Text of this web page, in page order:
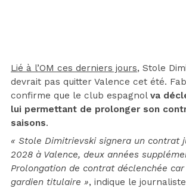
Lié à l’OM ces derniers jours, Stole
devrait pas quitter Valence cet été.
confirme que le club espagnol va
lui permettant de prolonger son
saisons.
« Stole Dimitrievski signera un contrat
2028 à Valence, deux années
Prolongation de contrat déclenchée
gardien titulaire », indique le